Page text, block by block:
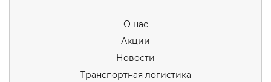
О нас
Акции
Новости
Транспортная логистика